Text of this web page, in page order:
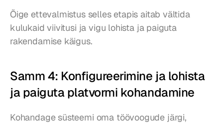
Õige ettevalmistus selles etapis aitab vältida
kulukaid viivitusi ja vigu lohista ja paiguta
rakendamise käigus.
Samm 4: Konfigureerimine ja lohista
ja paiguta platvormi kohandamine
Kohandage süsteemi oma töövoogude järgi,